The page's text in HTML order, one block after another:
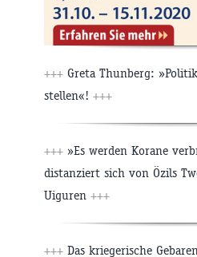
+++ Greta Thunberg:
stellen«! +++
+++ »Es werden Korane
distanziert sich von Özils
Uiguren +++
+++ Das kriegerische